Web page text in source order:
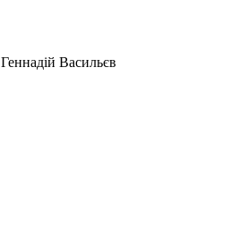
Геннадій Васильєв